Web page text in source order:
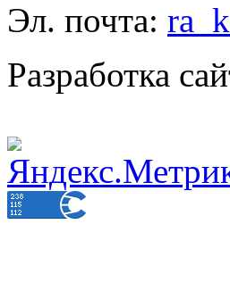
Эл. почта:
Разработка